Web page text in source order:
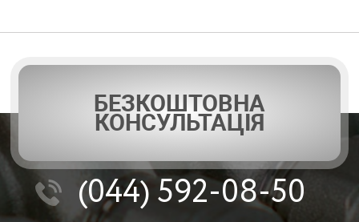
БЕЗКОШТОВНА
КОНСУЛЬТАЦІЯ
(044)592-08-50